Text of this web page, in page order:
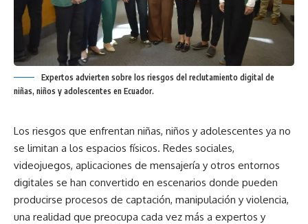
Expertos advierten sobre los riesgos del reclutamiento digital de
niñas, niños y adolescentes en Ecuador.
Los riesgos que enfrentan niñas, niños y adolescentes ya no
se limitan a los espacios físicos. Redes sociales,
videojuegos, aplicaciones de mensajería y otros entornos
digitales se han convertido en escenarios donde pueden
producirse procesos de captación, manipulación y violencia,
una realidad que preocupa cada vez más a expertos y